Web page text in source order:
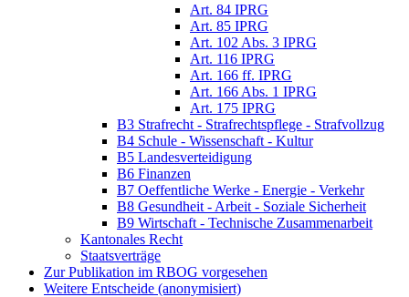
Art. 84 IPRG
Art. 85 IPRG
Art. 102 Abs. 3 IPRG
Art. 116 IPRG
Art. 166 ff. IPRG
Art. 166 Abs. 1 IPRG
Art. 175 IPRG
B3 Strafrecht - Strafrechtspflege - Strafvollzug
B4 Schule - Wissenschaft - Kultur
B5 Landesverteidigung
B6 Finanzen
B7 Oeffentliche Werke - Energie - Verkehr
B8 Gesundheit - Arbeit - Soziale Sicherheit
B9 Wirtschaft - Technische Zusammenarbeit
Kantonales Recht
Staatsverträge
Zur Publikation im RBOG vorgesehen
Weitere Entscheide (anonymisiert)